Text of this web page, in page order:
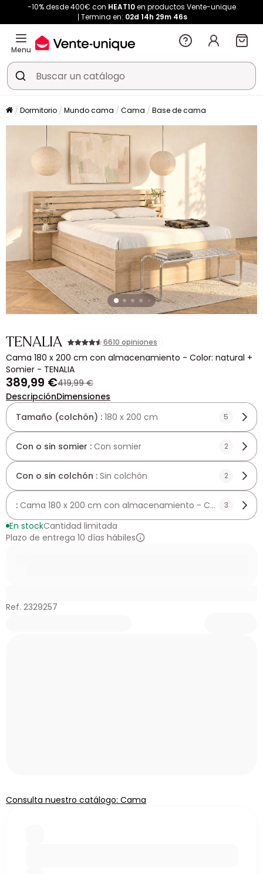
-10% desde 400€ con HEAT10en productos Vente-unique
Termina en: 02d 14h 29m 45s
Menu
Dormitorio Mundo cama Cama Base de cama
TENALIA 6610 opiniones
Cama 180 x 200 cm con almacenamiento - Color: natural +
Somier - TENALIA
389,99 €419,99 €
DescripciónDimensiones
Tamaño (colchón) : 180 x 200 cm 5
Con o sin somier : Con somier 2
Con o sin colchón : Sin colchón 2
: Cama 180 x 200 cm con almacenamiento - Color: natural
3
En stockCantidad limitada
Plazo de entrega 10 días hábiles
Ref. 2329257
Consulta nuestro catálogo: Cama